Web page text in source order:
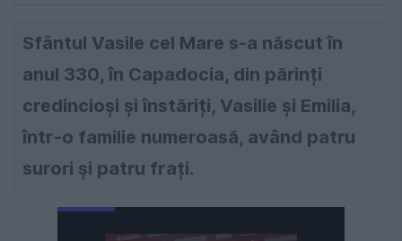
Sfântul Vasile cel Mare s-a născut în
anul 330, în Capadocia, din părinți
credincioși și înstăriți, Vasilie și Emilia,
într-o familie numeroasă, având patru
surori și patru frați.